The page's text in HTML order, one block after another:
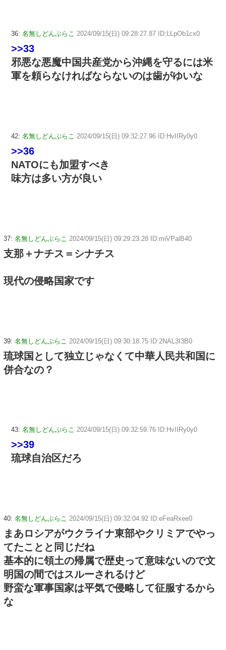
36: 名無しどんぶらこ 2024/09/15(日) 09:28:27.87 ID:LLpOb1cx0
>>33
邪悪な悪魔中国共産党から沖縄を守るには米
軍を頼らなければならないのは歯がゆいな
42: 名無しどんぶらこ 2024/09/15(日) 09:32:27.96 ID:HvIIRy0y0
>>36
NATOにも加盟すべき
味方は多い方が良い
37: 名無しどんぶらこ 2024/09/15(日) 09:29:23.28 ID:miVPalB40
支那＋ナチス＝シナチス
現代の侵略国家です
39: 名無しどんぶらこ 2024/09/15(日) 09:30:18.75 ID:2NAL3I3B0
琉球国として独立じゃなくて中華人民共和国に
併合なの？
43: 名無しどんぶらこ 2024/09/15(日) 09:32:59.76 ID:HvIIRy0y0
>>39
琉球自治区だろ
40: 名無しどんぶらこ 2024/09/15(日) 09:32:04.92 ID:eFeaRxee0
まあロシアがウクライナ東部やクリミアでやっ
てたことと同じだね
基本的に領土の帰属で歴史って意味ないので文
明国の間ではスルーされるけど
野蛮な軍事国家は平気で侵略して征服するから
な